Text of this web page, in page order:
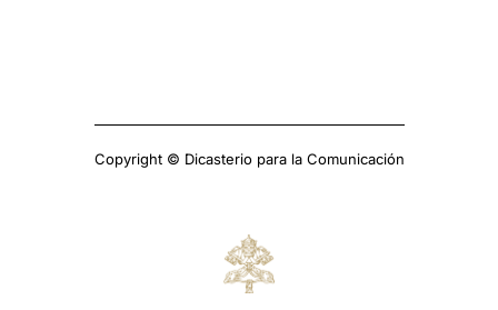
Copyright © Dicasterio para la Comunicación